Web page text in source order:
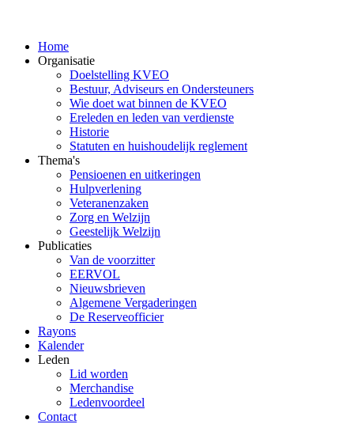
Home
Organisatie
Doelstelling KVEO
Bestuur, Adviseurs en Ondersteuners
Wie doet wat binnen de KVEO
Ereleden en leden van verdienste
Historie
Statuten en huishoudelijk reglement
Thema's
Pensioenen en uitkeringen
Hulpverlening
Veteranenzaken
Zorg en Welzijn
Geestelijk Welzijn
Publicaties
Van de voorzitter
EERVOL
Nieuwsbrieven
Algemene Vergaderingen
De Reserveofficier
Rayons
Kalender
Leden
Lid worden
Merchandise
Ledenvoordeel
Contact